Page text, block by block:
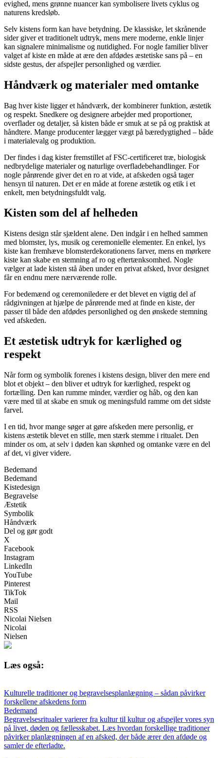
evighed, mens grønne nuancer kan symbolisere livets cyklus og
naturens kredsløb.
Selv kistens form kan have betydning. De klassiske, let skrånende
sider giver et traditionelt udtryk, mens mere moderne, enkle linjer
kan signalere minimalisme og nutidighed. For nogle familier bliver
valget af kiste en måde at ære den afdødes æstetiske sans på – en
sidste gestus, der afspejler personlighed og værdier.
Håndværk og materialer med omtanke
Bag hver kiste ligger et håndværk, der kombinerer funktion, æstetik
og respekt. Snedkere og designere arbejder med proportioner,
overflader og detaljer, så kisten både er smuk at se på og praktisk at
håndtere. Mange producenter lægger vægt på bæredygtighed – både
i materialevalg og produktion.
Der findes i dag kister fremstillet af FSC-certificeret træ, biologisk
nedbrydelige materialer og naturlige overfladebehandlinger. For
nogle pårørende giver det en ro at vide, at afskeden også tager
hensyn til naturen. Det er en måde at forene æstetik og etik i et
enkelt, men betydningsfuldt valg.
Kisten som del af helheden
Kistens design står sjældent alene. Den indgår i en helhed sammen
med blomster, lys, musik og ceremonielle elementer. En enkel, lys
kiste kan fremhæve blomsterdekorationens farver, mens en mørkere
kiste kan skabe en stemning af ro og eftertænksomhed. Nogle
vælger at lade kisten stå åben under en privat afsked, hvor designet
får en endnu mere nærværende rolle.
For bedemænd og ceremoniledere er det blevet en vigtig del af
rådgivningen at hjælpe de pårørende med at finde en kiste, der
passer til både den afdødes personlighed og den ønskede stemning
ved afskeden.
Et æstetisk udtryk for kærlighed og
respekt
Når form og symbolik forenes i kistens design, bliver den mere end
blot et objekt – den bliver et udtryk for kærlighed, respekt og
fortælling. Den kan rumme minder, værdier og håb, og den kan
være med til at skabe en smuk og meningsfuld ramme om det sidste
farvel.
I en tid, hvor mange søger at gøre afskeden mere personlig, er
kistens æstetik blevet en stille, men stærk stemme i ritualet. Den
minder os om, at selv i døden kan skønhed og omtanke være en del
af det, vi giver videre.
Bedemand
Bedemand
Kistedesign
Begravelse
Æstetik
Symbolik
Håndværk
Del og gør godt
X
Facebook
Instagram
LinkedIn
YouTube
Pinterest
TikTok
Mail
RSS
Nicolai Nielsen
Nicolai
Nielsen
Læs også:
Kulturelle traditioner og begravelsesplanlægning – sådan påvirker
forskellene afskedens form
Bedemand
Begravelsesritualer varierer fra kultur til kultur og afspejler vores syn
på livet, døden og fællesskabet. Læs hvordan forskellige traditioner
påvirker planlægningen af en afsked, der både ærer den afdøde og
samler de efterladte.